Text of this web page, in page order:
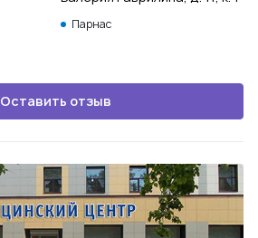
Парнас
Оставить отзыв